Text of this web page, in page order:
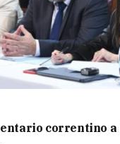
correntino